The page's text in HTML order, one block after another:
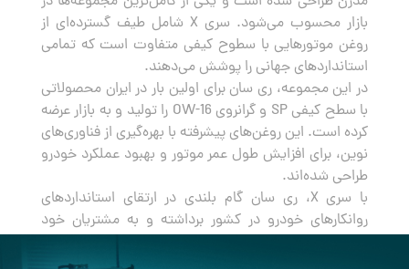
بازار محسوب می‌شود. سری X شامل طیف گسترده‌ای از
روغن‌ موتورهایی با سطوح کیفی متفاوت است که تمامی
استانداردهای جهانی را پوشش می‌دهند.
در این مجموعه، ری سان برای اولین بار در ایران محصولاتی
با سطح کیفی SP و گرانروی OW-16 را تولید و به بازار عرضه
کرده است. این روغن‌های پیشرفته با بهره‌گیری از فناوری‌های
نوین، برای افزایش طول عمر موتور و بهبود عملکرد خودرو
طراحی شده‌اند.
با سری X، ری سان گام بلندی در ارتقای استانداردهای
روانکارهای خودرو در کشور برداشته و به مشتریان خود